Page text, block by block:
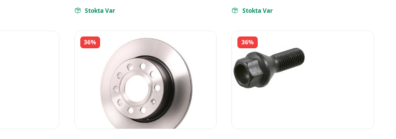
 Stokta Var  Stokta Var
36% 36%